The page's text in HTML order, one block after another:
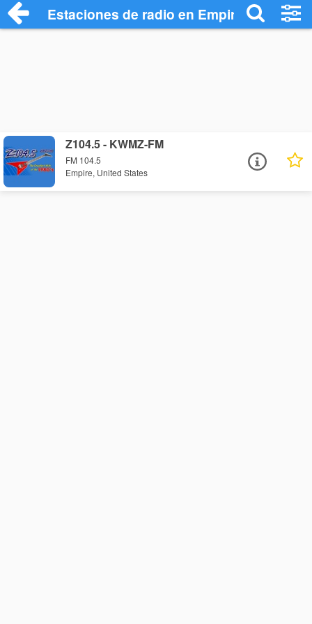
Estaciones de radio en Empire -
Z104.5 - KWMZ-FM
FM 104.5
Empire, United States